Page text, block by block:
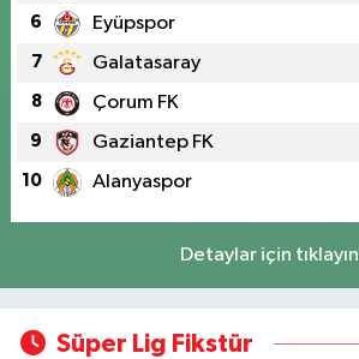
6 Eyüpspor
7 Galatasaray
8 Çorum FK
9 Gaziantep FK
10 Alanyaspor
Detaylar için tıklayın
Süper Lig Fikstür